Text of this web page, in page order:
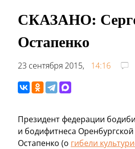
СКАЗАНО:
Остапенко
23 сентября 2015, 14:16
Президент федерации
и бодифитнеса
Остапенко (о гибели